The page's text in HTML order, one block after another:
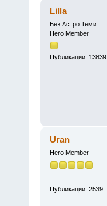
Lilla
Без Астро Теми
Hero Member
Публикации: 13839
Uran
Hero Member
Публикации: 2539